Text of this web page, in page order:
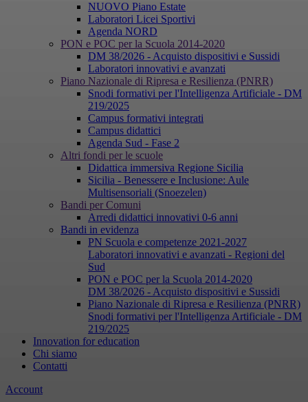
NUOVO Piano Estate
Laboratori Licei Sportivi
Agenda NORD
PON e POC per la Scuola 2014-2020
DM 38/2026 - Acquisto dispositivi e Sussidi
Laboratori innovativi e avanzati
Piano Nazionale di Ripresa e Resilienza (PNRR)
Snodi formativi per l'Intelligenza Artificiale - DM
219/2025
Campus formativi integrati
Campus didattici
Agenda Sud - Fase 2
Altri fondi per le scuole
Didattica immersiva Regione Sicilia
Sicilia - Benessere e Inclusione: Aule
Multisensoriali (Snoezelen)
Bandi per Comuni
Arredi didattici innovativi 0-6 anni
Bandi in evidenza
PN Scuola e competenze 2021-2027
Laboratori innovativi e avanzati - Regioni del
Sud
PON e POC per la Scuola 2014-2020
DM 38/2026 - Acquisto dispositivi e Sussidi
Piano Nazionale di Ripresa e Resilienza (PNRR)
Snodi formativi per l'Intelligenza Artificiale - DM
219/2025
Innovation for education
Chi siamo
Contatti
Account